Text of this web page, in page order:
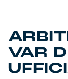
Isolani x
Gift Card
VAR